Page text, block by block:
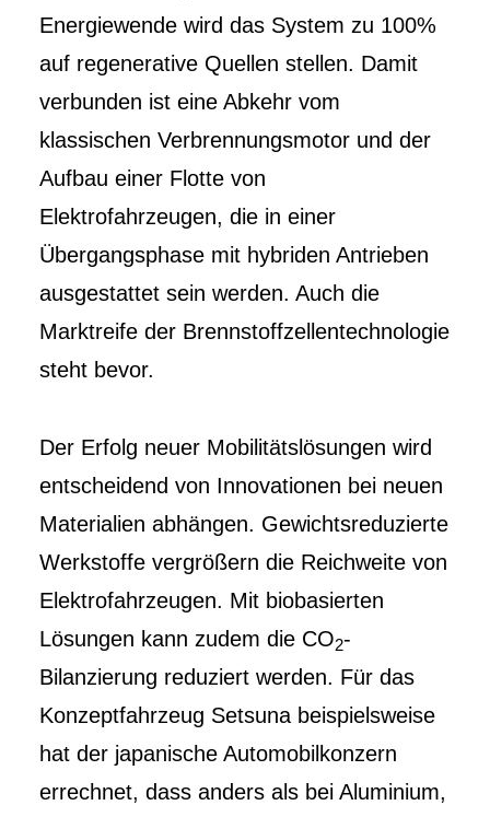
Energiewende wird das System zu 100%
auf regenerative Quellen stellen. Damit
verbunden ist eine Abkehr vom
klassischen Verbrennungsmotor und der
Aufbau einer Flotte von
Elektrofahrzeugen, die in einer
Übergangsphase mit hybriden Antrieben
ausgestattet sein werden. Auch die
Marktreife der Brennstoffzellentechnologie
steht bevor.
Der Erfolg neuer Mobilitätslösungen wird
entscheidend von Innovationen bei neuen
Materialien abhängen. Gewichtsreduzierte
Werkstoffe vergrößern die Reichweite von
Elektrofahrzeugen. Mit biobasierten
Lösungen kann zudem die CO2-
Bilanzierung reduziert werden. Für das
Konzeptfahrzeug Setsuna beispielsweise
hat der japanische Automobilkonzern
errechnet, dass anders als bei Aluminium,